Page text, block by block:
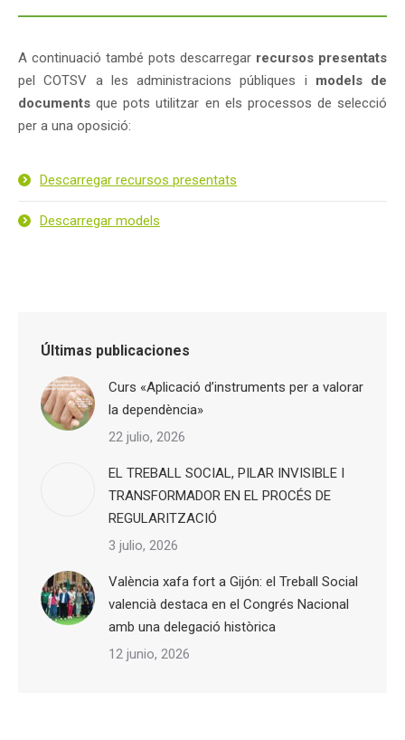
A continuació també pots descarregar recursos presentats
pel COTSV a les administracions públiques i models de
documents que pots utilitzar en els processos de selecció
per a una oposició:
Descarregar recursos presentats
Descarregar models
Últimas publicaciones
Curs «Aplicació d’instruments per a valorar
la dependència»
22 julio, 2026
EL TREBALL SOCIAL, PILAR INVISIBLE I
TRANSFORMADOR EN EL PROCÉS DE
REGULARITZACIÓ
3 julio, 2026
València xafa fort a Gijón: el Treball Social
valencià destaca en el Congrés Nacional
amb una delegació històrica
12 junio, 2026